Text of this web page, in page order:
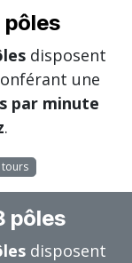
disposent
une
par minute
.
pôles
disposent